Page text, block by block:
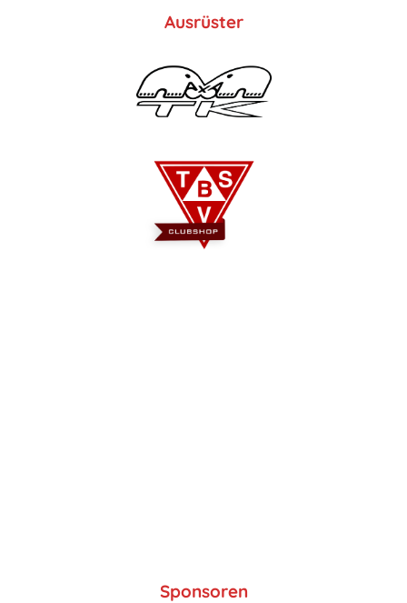
Ausrüster
Sponsoren